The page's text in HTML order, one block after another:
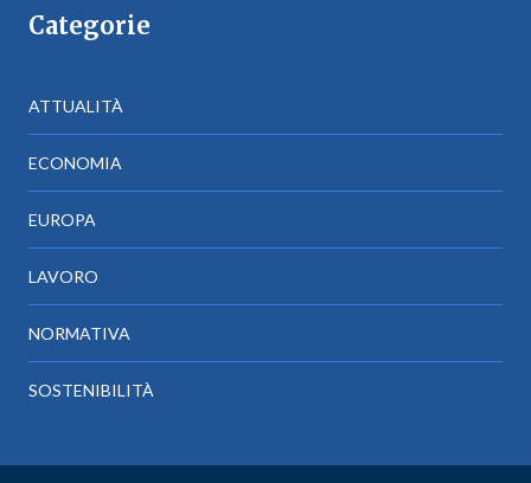
Categorie
ATTUALITÀ
ECONOMIA
EUROPA
LAVORO
NORMATIVA
SOSTENIBILITÀ